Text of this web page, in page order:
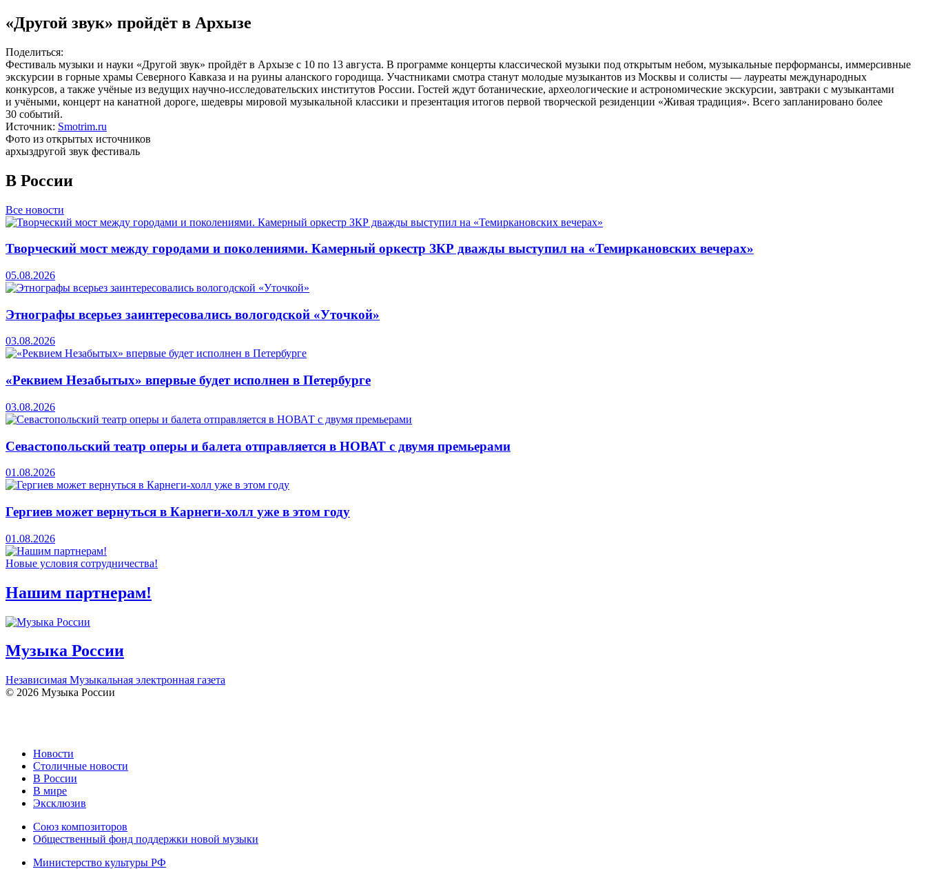
«Другой звук» пройдёт в Архызе
Поделиться:
Фестиваль музыки и науки «Другой звук» пройдёт в Архызе с 10 по 13 августа. В программе концерты классической музыки под открытым небом, музыкальные перформансы, иммерсивные
экскурсии в горные храмы Северного Кавказа и на руины аланского городища. Участниками смотра станут молодые музыкантов из Москвы и солисты — лауреаты международных
конкурсов, а также учёные из ведущих научно-исследовательских институтов России. Гостей ждут ботанические, археологические и астрономические экскурсии, завтраки с музыкантами
и учёными, концерт на канатной дороге, шедевры мировой музыкальной классики и презентация итогов первой творческой резиденции «Живая традиция». Всего запланировано более
30 событий.
Источник: Smotrim.ru
Фото из открытых источников
архыздругой звук фестиваль
В России
Все новости
Творческий мост между городами и поколениями. Камерный оркестр ЗКР дважды выступил на «Темиркановских вечерах»
05.08.2026
Этнографы всерьез заинтересовались вологодской «Уточкой»
03.08.2026
«Реквием Незабытых» впервые будет исполнен в Петербурге
03.08.2026
Севастопольский театр оперы и балета отправляется в НОВАТ с двумя премьерами
01.08.2026
Гергиев может вернуться в Карнеги-холл уже в этом году
01.08.2026
Новые условия сотрудничества!
Нашим партнерам!
Музыка России
Независимая Музыкальная электронная газета
© 2026 Музыка России
Новости
Столичные новости
В России
В мире
Эксклюзив
Союз композиторов
Общественный фонд поддержки новой музыки
Министерство культуры РФ